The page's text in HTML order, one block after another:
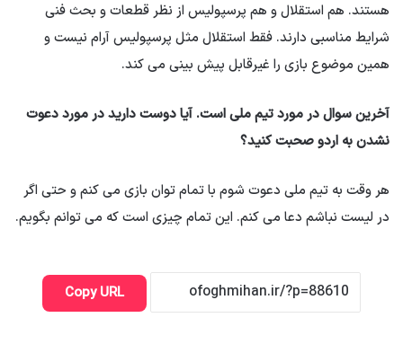
هستند. هم استقلال و هم پرسپولیس از نظر قطعات و بحث فنی
شرایط مناسبی دارند. فقط استقلال مثل پرسپولیس آرام نیست و
همین موضوع بازی را غیرقابل پیش بینی می کند.
آخرین سوال در مورد تیم ملی است. آیا دوست دارید در مورد دعوت
نشدن به اردو صحبت کنید؟
هر وقت به تیم ملی دعوت شوم با تمام توان بازی می کنم و حتی اگر
در لیست نباشم دعا می کنم. این تمام چیزی است که می توانم بگویم.
Copy URL